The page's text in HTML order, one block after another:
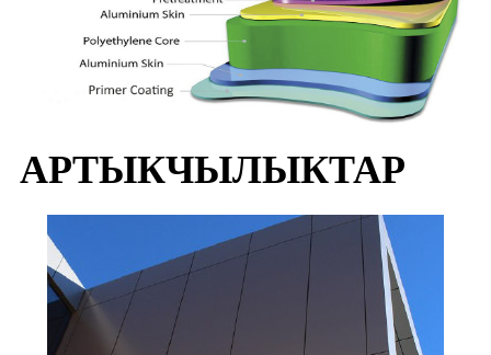
АРТЫКЧЫЛЫКТАР